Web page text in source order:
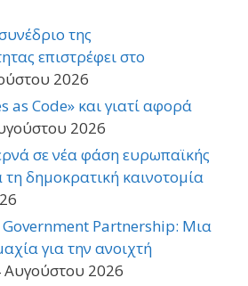
της
επιστρέφει στο
2026
as Code» και γιατί αφορά
2026
σε νέα φάση ευρωπαϊκής
τη δημοκρατική καινοτομία
Government Partnership: Μια
για την ανοιχτή
Αυγούστου 2026